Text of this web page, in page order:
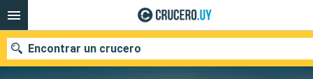
Encontrar un crucero